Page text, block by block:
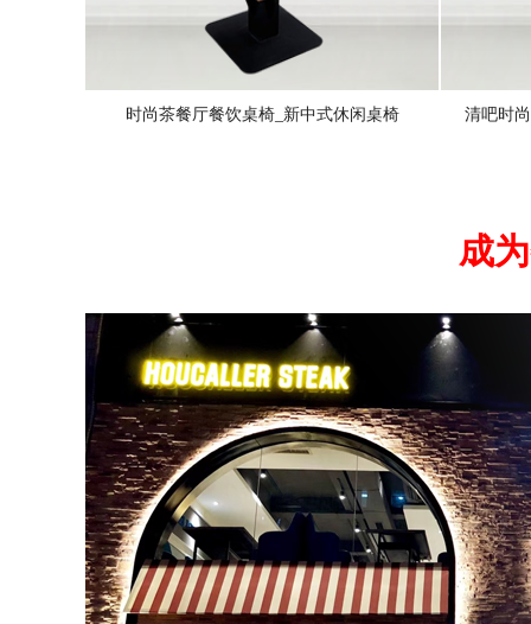
时尚茶餐厅餐饮桌椅_新中式休闲桌椅 清吧时
成